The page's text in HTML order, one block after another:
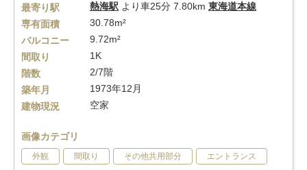
最寄り駅
熱海駅 より車25分 7.80km 東海道本線
専有面積
30.78m²
バルコニー
9.72m²
間取り
1K
階数
2/7階
築年月
1973年12月
建物現況
空家
画像カテゴリ
外観 間取り その他共用部分 エントランス